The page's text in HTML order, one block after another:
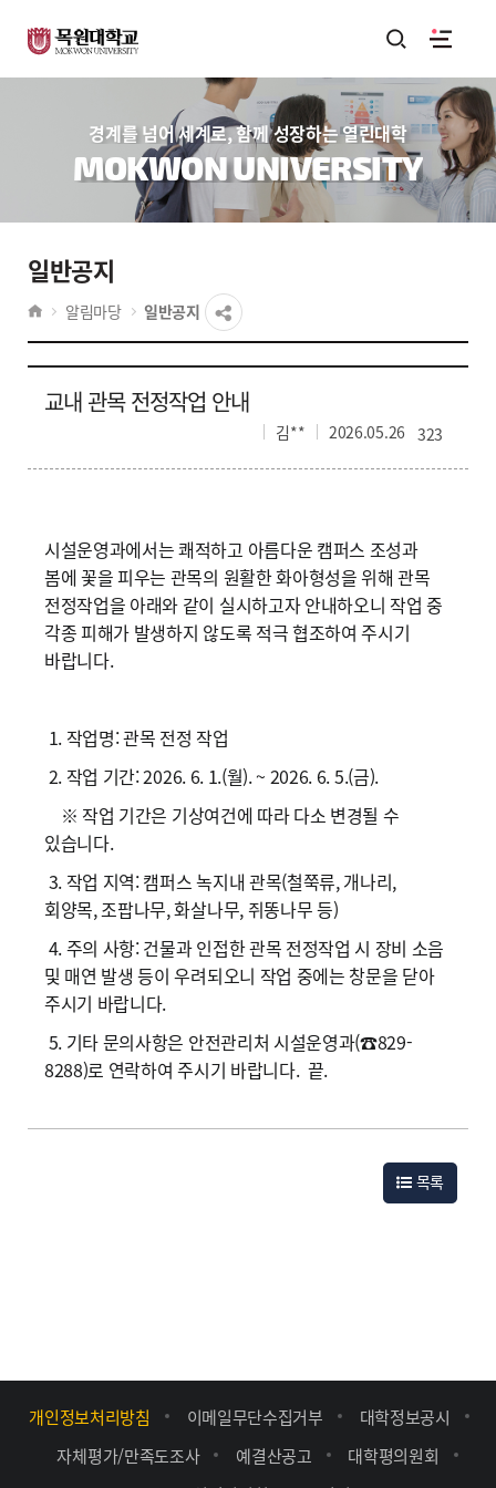
경계를 넘어 세계로, 함께 성장하는 열린대학
MOKWON UNIVERSITY
일반공지
알림마당 일반공지
교내 관목 전정작업 안내
김** 2026.05.26 323
시설운영과에서는 쾌적하고 아름다운 캠퍼스 조성과
봄에 꽃을 피우는 관목의 원활한 화아형성을 위해 관목
전정작업을 아래와 같이 실시하고자 안내하오니 작업 중
각종 피해가 발생하지 않도록 적극 협조하여 주시기
바랍니다.
1. 작업명: 관목 전정 작업
2. 작업 기간: 2026. 6. 1.(월). ~ 2026. 6. 5.(금).
※ 작업 기간은 기상여건에 따라 다소 변경될 수
있습니다.
3. 작업 지역: 캠퍼스 녹지내 관목(철쭉류, 개나리,
회양목, 조팝나무, 화살나무, 쥐똥나무 등)
4. 주의 사항: 건물과 인접한 관목 전정작업 시 장비 소음
및 매연 발생 등이 우려되오니 작업 중에는 창문을 닫아
주시기 바랍니다.
5. 기타 문의사항은 안전관리처 시설운영과(☎829-
8288)로 연락하여 주시기 바랍니다. 끝.
목록
개인정보처리방침 이메일무단수집거부
대학정보공시
자체평가/만족도조사
예결산공고
대학평의원회